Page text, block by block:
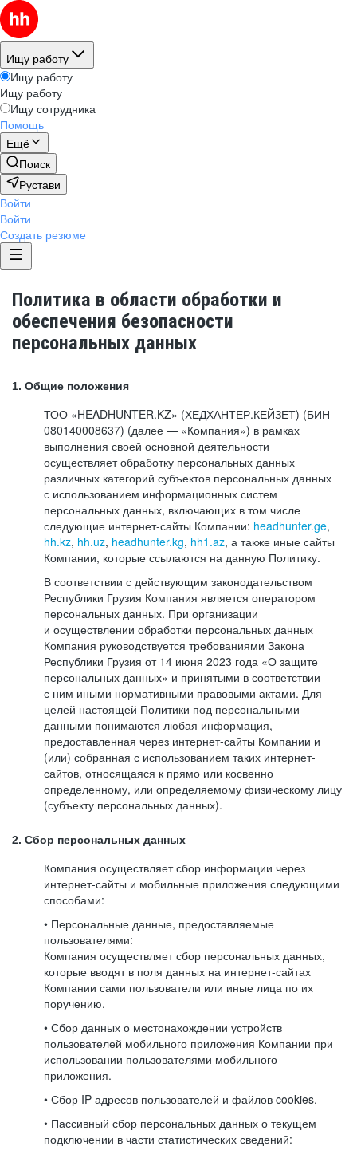
Ищу работу
Ищу работу
Ищу работу
Ищу сотрудника
Помощь
Ещё
Поиск
Рустави
Войти
Войти
Создать резюме
Политика в области обработки и
обеспечения безопасности
персональных данных
1. Общие положения
ТОО «HEADHUNTER.KZ» (ХЕДХАНТЕР.КЕЙЗЕТ) (БИН
080140008637) (далее — «Компания») в рамках
выполнения своей основной деятельности
осуществляет обработку персональных данных
различных категорий субъектов персональных данных
с использованием информационных систем
персональных данных, включающих в том числе
следующие интернет-сайты Компании: headhunter.ge,
hh.kz, hh.uz, headhunter.kg, hh1.az, а также иные сайты
Компании, которые ссылаются на данную Политику.
В соответствии с действующим законодательством
Республики Грузия Компания является оператором
персональных данных. При организации
и осуществлении обработки персональных данных
Компания руководствуется требованиями Закона
Республики Грузия от 14 июня 2023 года «О защите
персональных данных» и принятыми в соответствии
с ним иными нормативными правовыми актами. Для
целей настоящей Политики под персональными
данными понимаются любая информация,
предоставленная через интернет-сайты Компании и
(или) собранная с использованием таких интернет-
сайтов, относящаяся к прямо или косвенно
определенному, или определяемому физическому лицу
(субъекту персональных данных).
2. Сбор персональных данных
Компания осуществляет сбор информации через
интернет-сайты и мобильные приложения следующими
способами:
• Персональные данные, предоставляемые
пользователями:
Компания осуществляет сбор персональных данных,
которые вводят в поля данных на интернет-сайтах
Компании сами пользователи или иные лица по их
поручению.
• Сбор данных о местонахождении устройств
пользователей мобильного приложения Компании при
использовании пользователями мобильного
приложения.
• Сбор IP адресов пользователей и файлов cookies.
• Пассивный сбор персональных данных о текущем
подключении в части статистических сведений: